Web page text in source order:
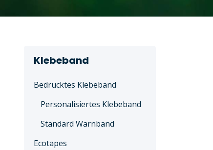
Klebeband
Bedrucktes Klebeband
Personalisiertes Klebeband
Standard Warnband
Ecotapes